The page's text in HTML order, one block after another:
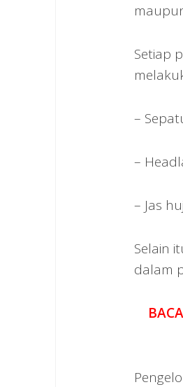
Setiap
–
–
– Jas
Selain
dalam